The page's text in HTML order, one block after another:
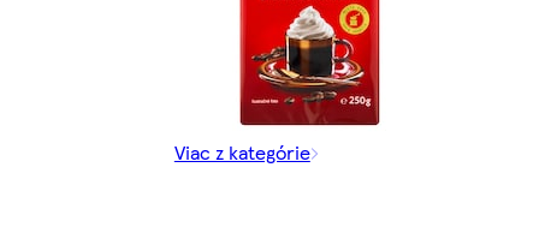
Viac z kategórie